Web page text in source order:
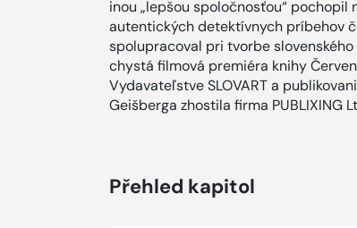
inou „lepšou spoločnosťou“ pochopil
autentických detektívnych príbehov
spolupracoval pri tvorbe
chystá filmová premiéra knihy
Vydavateľstve SLOVART a
Geišberga zhostila firma PUBLIXING
Přehled kapitol